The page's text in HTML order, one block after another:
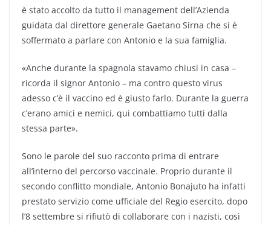
è stato accolto da tutto il management dell’Azienda
guidata dal direttore generale Gaetano Sirna che si è
soffermato a parlare con Antonio e la sua famiglia.
«Anche durante la spagnola stavamo chiusi in casa –
ricorda il signor Antonio – ma contro questo virus
adesso c’è il vaccino ed è giusto farlo. Durante la guerra
c’erano amici e nemici, qui combattiamo tutti dalla
stessa parte».
Sono le parole del suo racconto prima di entrare
all’interno del percorso vaccinale. Proprio durante il
secondo conflitto mondiale, Antonio Bonajuto ha infatti
prestato servizio come ufficiale del Regio esercito, dopo
l’8 settembre si rifiutò di collaborare con i nazisti, così